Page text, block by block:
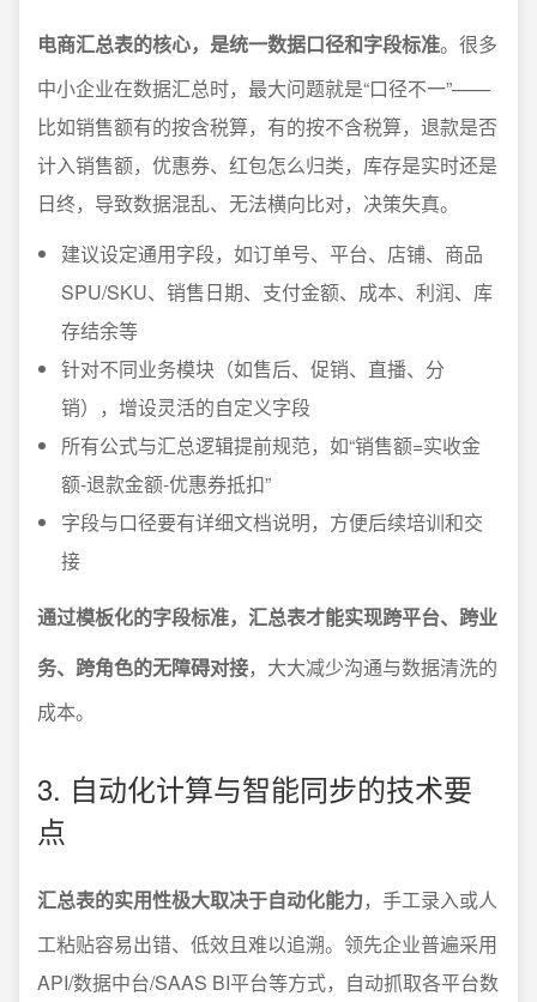
电商汇总表的核心，是统一数据口径和字段标准。很多
中小企业在数据汇总时，最大问题就是“口径不一”——
比如销售额有的按含税算，有的按不含税算，退款是否
计入销售额，优惠券、红包怎么归类，库存是实时还是
日终，导致数据混乱、无法横向比对，决策失真。
建议设定通用字段，如订单号、平台、店铺、商品
SPU/SKU、销售日期、支付金额、成本、利润、库
存结余等
针对不同业务模块（如售后、促销、直播、分
销），增设灵活的自定义字段
所有公式与汇总逻辑提前规范，如“销售额=实收金
额-退款金额-优惠券抵扣”
字段与口径要有详细文档说明，方便后续培训和交
接
通过模板化的字段标准，汇总表才能实现跨平台、跨业
务、跨角色的无障碍对接，大大减少沟通与数据清洗的
成本。
3. 自动化计算与智能同步的技术要
点
汇总表的实用性极大取决于自动化能力，手工录入或人
工粘贴容易出错、低效且难以追溯。领先企业普遍采用
API/数据中台/SAAS BI平台等方式，自动抓取各平台数